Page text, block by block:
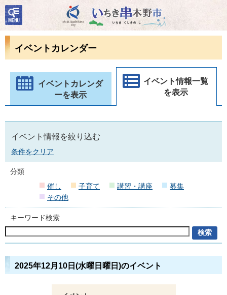
いちき串木野市
検
索・
共通
ューイベントカレンダー
イベントカレンダ
ーを表示
イベント情報一覧
を表示
イベント情報を絞り込む
条件をクリア
分類
催し
子育て 講習・講座
募集
その他
キーワード検索
2025年12月10日(水曜日曜日)のイベント